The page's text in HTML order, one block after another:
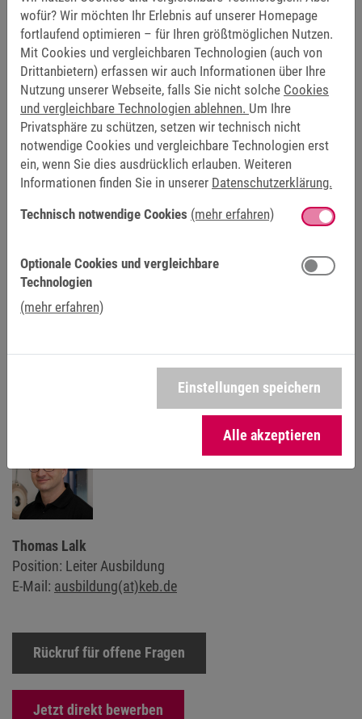
Angenehmes und kollegiales Arbeitsklima
Fachspezifische Ausbildung im Unternehmen unter
der Anleitung qualifizierter Ausbilder
Ein Ausbildungszentrum mit moderner Ausstattung
Eine attraktive Ausbildungsvergütung
DEIN PROFIL
Mindestens Hauptschulabschluss
Verständnis
Ausgeprägtes logisches Denkvermögen
Gute Leistungen in Mathematik, Physik, Chemie und
Deutsch
Thomas Lalk
Position: Leiter Ausbildung
E-Mail: ausbildung(at)keb.de
Rückruf für offene Fragen
Jetzt direkt bewerben
wofür? Wir möchten Ihr Erlebnis auf unserer Homepage
fortlaufend optimieren – für Ihren größtmöglichen Nutzen.
Mit Cookies und vergleichbaren Technologien (auch von
Drittanbietern) erfassen wir auch Informationen über Ihre
Nutzung unserer Webseite, falls Sie nicht solche Cookies
und vergleichbare Technologien ablehnen. Um Ihre
Privatsphäre zu schützen, setzen wir technisch nicht
notwendige Cookies und vergleichbare Technologien erst
ein, wenn Sie dies ausdrücklich erlauben. Weiteren
Informationen finden Sie in unserer Datenschutzerklärung.
Technisch notwendige Cookies (mehr erfahren)
Optionale Cookies und vergleichbare
Technologien
(mehr erfahren)
Einstellungen speichern
Alle akzeptieren